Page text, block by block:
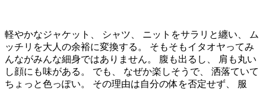
軽やかなジャケット、 シャツ、 ニットをサラリと纏い、 ム
ッチリを大人の余裕に変換する。 そもそもイタオヤってみ
んながみんな細身ではありません。 腹も出るし、 肩も丸い
し顔にも味がある。 でも、 なぜか楽しそうで、 洒落ていて
ちょっと色っぽい。 その理由は自分の体を否定せず、 服